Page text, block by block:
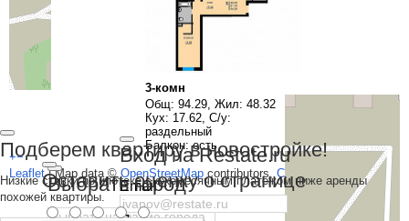
Выбрать город
Вход на Restate.ru
Email
+−
Leaflet| Map data ©OpenStreetMap contributors,CC-BY-SA
3-комн
Общ: 94.29, Жил: 48.32
Кух: 17.62, С/у:
раздельный
Балкон: есть
Подберем квартиру в новостройке!
Низкие ставки по ипотеке с ежемесячным платежом ниже аренды
похожей квартиры.
Оставить оценку о странице